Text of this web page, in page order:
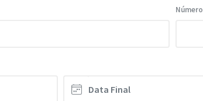
Número